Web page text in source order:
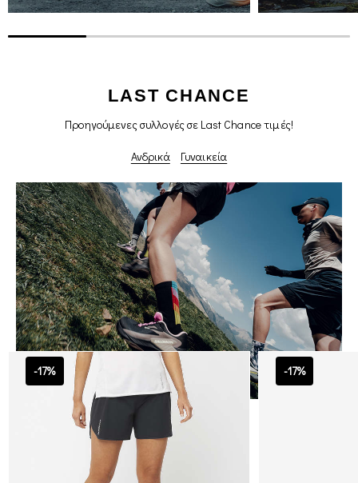
LAST CHANCE
Προηγούμενες συλλογές σε Last Chance τιμές!
Ανδρικά Γυναικεία
-17% -17%